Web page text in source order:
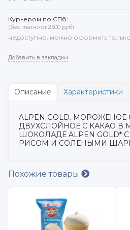
Курьером по СПб:
(бесплатно от 2500 руб)
недоступно. можно оформить
Добавить в закладки
Описание Характеристики
ALPEN GOLD.
ДВУХСЛОЙНОЕ С КАКАО
ШОКОЛАДЕ ALPEN GOLD*
РИСОМ И СОЛЕНЫМИ
Похожие товары